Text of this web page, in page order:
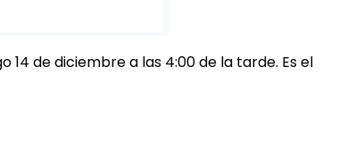
de diciembre a las 4:00 de la tarde. Es el